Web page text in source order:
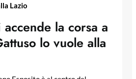
Lazio
la corsa a
lo vuole alla